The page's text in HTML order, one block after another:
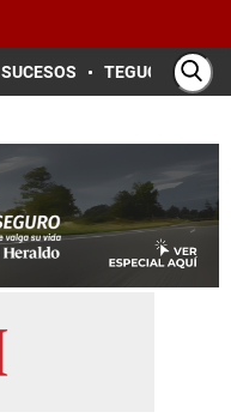
SUCESOS TEGUCIGALPA